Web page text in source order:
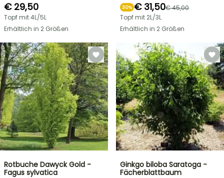
€ 29,50
Topf mit 4L/5L
Erhältlich in 2 Größen
30% € 31,50€ 45,00
Topf mit 2L/3L
Erhältlich in 2 Größen
Rotbuche Dawyck Gold -
Fagus sylvatica
Ginkgo biloba Saratoga -
Fächerblattbaum